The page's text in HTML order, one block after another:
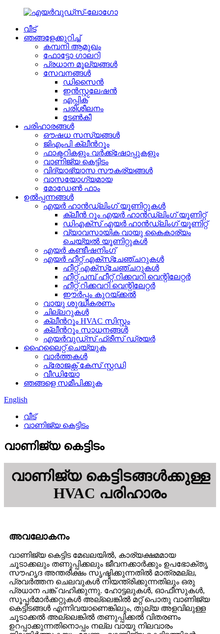
വീട്
ഞങ്ങളേക്കുറിച്ച്
കമ്പനി ആമുഖം
ഫോട്ടോ ഗാലറി
പ്രധാന മൂല്യങ്ങൾ
സേവനങ്ങള്‍
ഡിസൈൻ
ഇൻസ്റ്റലേഷൻ
എപ്പിക്
പരിശീലനം
ടേൺകീ
പരിഹാരങ്ങൾ
ഔഷധ സസ്യങ്ങൾ
ജിഎംപി ക്ലീൻറൂം
ഫാക്ടറികളും വർക്ക്‌ഷോപ്പുകളും
വാണിജ്യ കെട്ടിടം
വിദ്യാഭ്യാസ സൗകര്യങ്ങൾ
വാസയോഗ്യമായ
മോഡേൺ ഫാം
ഉൽപ്പന്നങ്ങൾ
എയർ ഹാൻഡ്ലിംഗ് യൂണിറ്റുകൾ
ക്ലീൻ റൂം എയർ ഹാൻഡ്‌ലിംഗ് യൂണിറ്റ്
ഡിഎക്സ് എയർ ഹാൻഡ്ലിംഗ് യൂണിറ്റ്
വ്യാവസായിക വായു കൈകാര്യം
ചെയ്യൽ യൂണിറ്റുകൾ
എയർ കണ്ടീഷനിംഗ്
എയർ ഹീറ്റ് എക്സ്ചേഞ്ചറുകൾ
ഹീറ്റ് എക്സ്ചേഞ്ചറുകൾ
ഹീറ്റ് പമ്പ് ഹീറ്റ് റിക്കവറി വെന്റിലേറ്റർ
ഹീറ്റ് റിക്കവറി വെന്റിലേറ്റർ
ഈർപ്പം കുറയ്ക്കൽ
വായു ശുദ്ധീകരണം
ചില്ലറുകൾ
ക്ലീൻറൂം HVAC സിസ്റ്റം
ക്ലീൻറൂം സാധനങ്ങൾ
എയർവുഡ്സ് ഫ്രീസ് ഡ്രയർ
ഹൈലൈറ്റ് ചെയ്യുക
വാർത്തകൾ
പ്രോജക്റ്റ് കേസ് സ്റ്റഡി
വീഡിയോ
ഞങ്ങളെ സമീപിക്കുക
English
വീട്
വാണിജ്യ കെട്ടിടം
വാണിജ്യ കെട്ടിടം
വാണിജ്യ കെട്ടിടങ്ങൾക്കുള്ള
HVAC പരിഹാരം
അവലോകനം
വാണിജ്യ കെട്ടിട മേഖലയിൽ, കാര്യക്ഷമമായ
ചൂടാക്കലും തണുപ്പിക്കലും ജീവനക്കാർക്കും ഉപഭോക്തൃ
സൗഹൃദ അന്തരീക്ഷം സൃഷ്ടിക്കുന്നതിൽ മാത്രമല്ല,
പ്രവർത്തന ചെലവുകൾ നിയന്ത്രിക്കുന്നതിലും ഒരു
പ്രധാന പങ്ക് വഹിക്കുന്നു. ഹോട്ടലുകൾ, ഓഫീസുകൾ,
സൂപ്പർമാർക്കറ്റുകൾ അല്ലെങ്കിൽ മറ്റ് പൊതു വാണിജ്യ
കെട്ടിടങ്ങൾ എന്നിവയാണെങ്കിലും, തുല്യ അളവിലുള്ള
ചൂടാക്കൽ അല്ലെങ്കിൽ തണുപ്പിക്കൽ വിതരണം
ഉറപ്പാക്കുന്നതിനൊപ്പം നല്ല വായു നിലവാരം